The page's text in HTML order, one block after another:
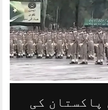
پاکستان کی